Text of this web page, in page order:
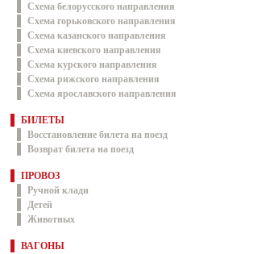
Схема белорусского направления
Схема горьковского направления
Схема казанского направления
Схема киевского направления
Схема курского направления
Схема рижского направления
Схема ярославского направления
БИЛЕТЫ
Восстановление билета на поезд
Возврат билета на поезд
ПРОВОЗ
Ручной клади
Детей
Животных
ВАГОНЫ